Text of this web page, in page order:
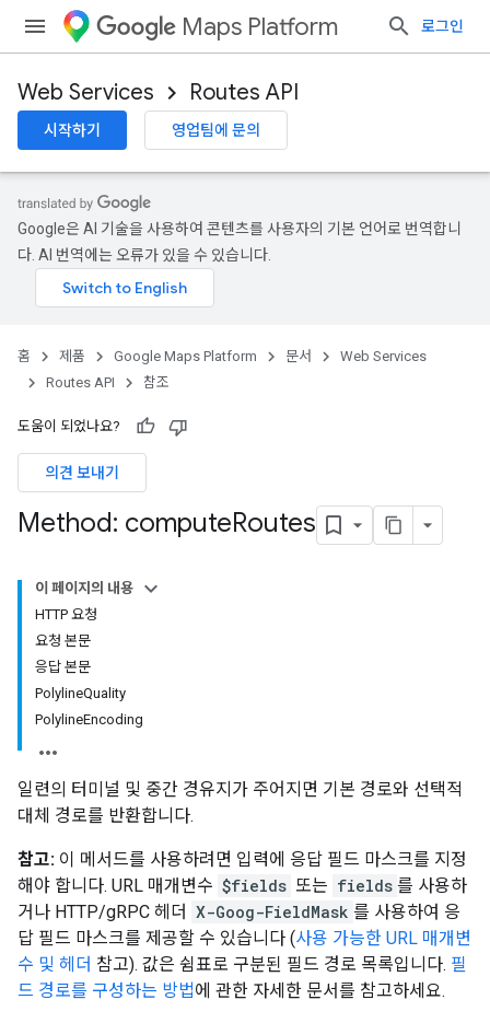
Maps Platform 로그인
Web Services Routes API
시작하기 영업팀에 문의
Google은 AI 기술을 사용하여 콘텐츠를 사용자의 기본 언어로 번역합니
다. AI 번역에는 오류가 있을 수 있습니다.
홈 제품 Google Maps Platform 문서
Web Services
Routes API
참조
도움이 되었나요?
의견 보내기
Method: computeRoutes
이 페이지의 내용
HTTP 요청
요청 본문
응답 본문
PolylineQuality
PolylineEncoding
일련의 터미널 및 중간 경유지가 주어지면 기본 경로와 선택적
대체 경로를 반환합니다.
참고: 이 메서드를 사용하려면 입력에 응답 필드 마스크를 지정
해야 합니다. URL 매개변수 $fields 또는 fields 를 사용하
거나 HTTP/gRPC 헤더 X-Goog-FieldMask 를 사용하여 응
답 필드 마스크를 제공할 수 있습니다 (사용 가능한 URL 매개변
수 및 헤더 참고). 값은 쉼표로 구분된 필드 경로 목록입니다. 필
드 경로를 구성하는 방법에 관한 자세한 문서를 참고하세요.